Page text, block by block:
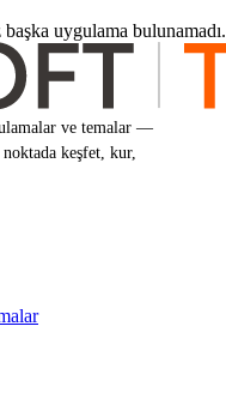
uygulama bulunamadı.
ve temalar —
keşfet, kur,